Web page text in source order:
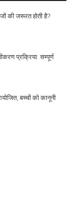
की जरूरत होती है?
प्रक्रिया: सम्पूर्ण
बच्चों को कानूनी